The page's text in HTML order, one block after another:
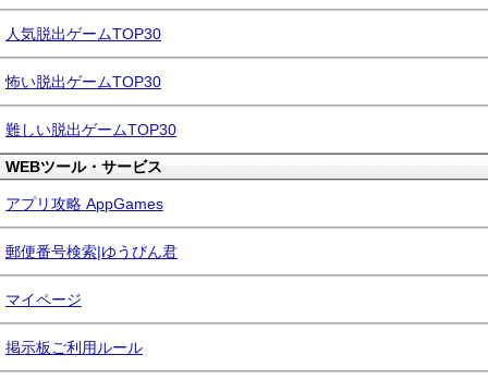
人気脱出ゲームTOP30
怖い脱出ゲームTOP30
難しい脱出ゲームTOP30
WEBツール・サービス
アプリ攻略 AppGames
郵便番号検索|ゆうびん君
マイページ
掲示板ご利用ルール